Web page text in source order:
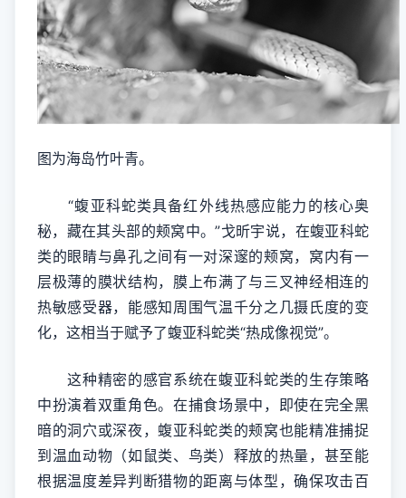
图为海岛竹叶青。
“蝮亚科蛇类具备红外线热感应能力的核心奥
秘，藏在其头部的颊窝中。”戈昕宇说，在蝮亚科蛇
类的眼睛与鼻孔之间有一对深邃的颊窝，窝内有一
层极薄的膜状结构，膜上布满了与三叉神经相连的
热敏感受器，能感知周围气温千分之几摄氏度的变
化，这相当于赋予了蝮亚科蛇类“热成像视觉”。
这种精密的感官系统在蝮亚科蛇类的生存策略
中扮演着双重角色。在捕食场景中，即使在完全黑
暗的洞穴或深夜，蝮亚科蛇类的颊窝也能精准捕捉
到温血动物（如鼠类、鸟类）释放的热量，甚至能
根据温度差异判断猎物的距离与体型，确保攻击百